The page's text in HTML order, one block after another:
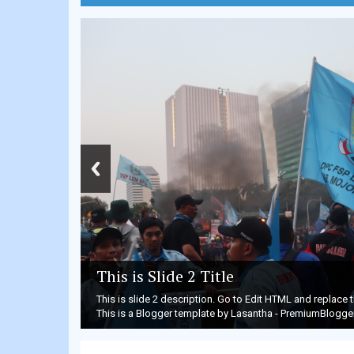
This is Slide 2 Title
This is slide 2 description. Go to Edit HTML and
This is a Blogger template by Lasantha -
This is Slide 3 Title
This is slide 3 description. Go to Edit HTML and
This is a Blogger template by Lasantha -